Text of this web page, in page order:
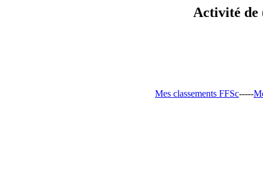
Activité de
Mes classements FFSc-----